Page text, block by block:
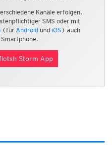
Kanäle erfolgen.
SMS oder mit
(für Android und iOS ) auch
Storm App